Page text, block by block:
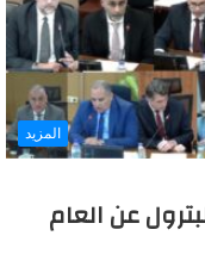
المزيد
عن العام